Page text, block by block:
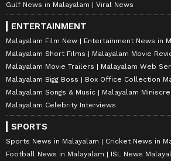
Gulf News in Malayalam
Viral News
ENTERTAINMENT
Malayalam Film New
Entertainment News in
Malayalam Short Films
Malayalam Movie
Malayalam Movie Trailers
Malayalam Web
Malayalam Bigg Boss
Box Office Collection
Malayalam Songs & Music
Malayalam
Malayalam Celebrity Interviews
SPORTS
Sports News in Malayalam
Cricket News in
Football News in Malayalam
ISL News